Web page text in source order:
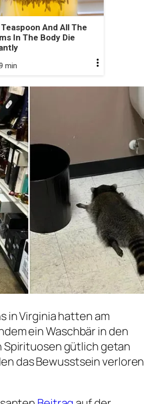
And All The
In The Body Die
min
in Virginia hatten am
ein Waschbär in den
Spirituosen gütlich getan
das Bewusstsein verloren